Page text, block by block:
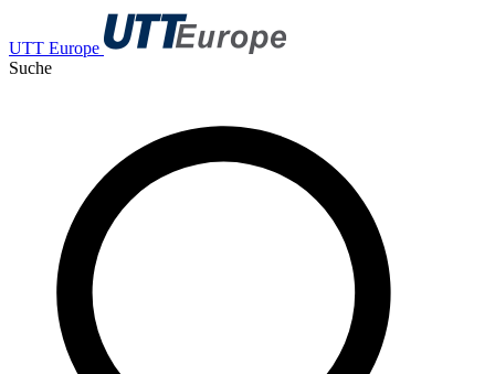
UTT Europe
Suche